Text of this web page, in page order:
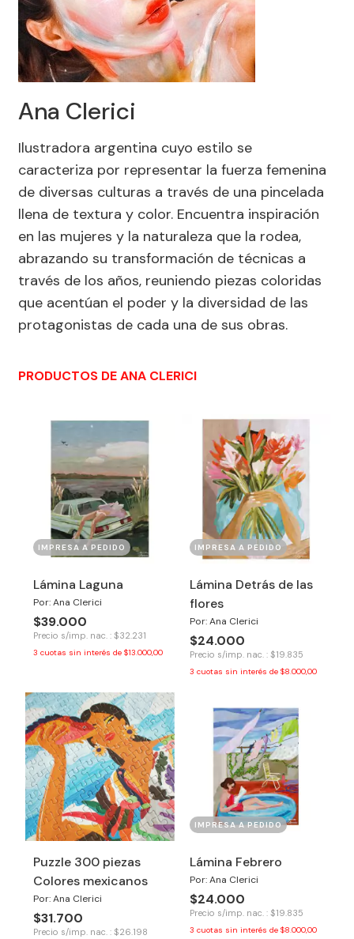
Ana Clerici
Ilustradora argentina cuyo estilo se
caracteriza por representar la fuerza femenina
de diversas culturas a través de una pincelada
llena de textura y color. Encuentra inspiración
en las mujeres y la naturaleza que la rodea,
abrazando su transformación de técnicas a
través de los años, reuniendo piezas coloridas
que acentúan el poder y la diversidad de las
protagonistas de cada una de sus obras.
PRODUCTOS DE ANA CLERICI
IMPRESA A PEDIDO
Lámina Laguna
Por: Ana Clerici
$39.000
Precio s/imp. nac. : $32.231
3 cuotas sin interés de $13.000,00
IMPRESA A PEDIDO
Lámina Detrás de las
flores
Por: Ana Clerici
$24.000
Precio s/imp. nac. : $19.835
3 cuotas sin interés de $8.000,00
Puzzle 300 piezas
Colores mexicanos
Por: Ana Clerici
$31.700
Precio s/imp. nac. : $26.198
IMPRESA A PEDIDO
Lámina Febrero
Por: Ana Clerici
$24.000
Precio s/imp. nac. : $19.835
3 cuotas sin interés de $8.000,00